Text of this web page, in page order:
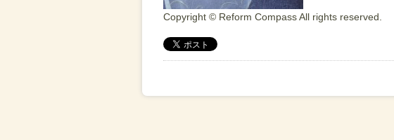
Copyright © Reform Compass All rights reserved.